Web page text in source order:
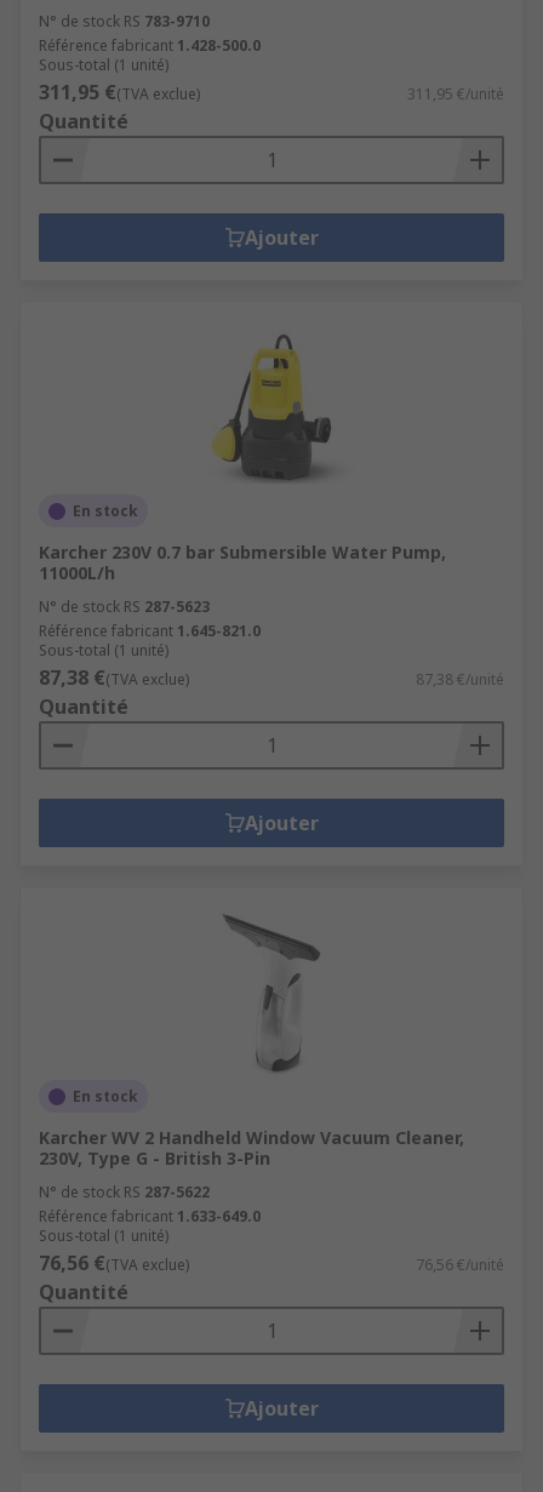
N° de stock RS 783-9710
Référence fabricant 1.428-500.0
Sous-total (1 unité)
311,95 €(TVA exclue) 311,95 €/unité
Quantité
Ajouter
En stock
Karcher 230V 0.7 bar Submersible Water Pump,
11000L/h
N° de stock RS 287-5623
Référence fabricant 1.645-821.0
Sous-total (1 unité)
87,38 €(TVA exclue) 87,38 €/unité
Quantité
Ajouter
En stock
Karcher WV 2 Handheld Window Vacuum Cleaner,
230V, Type G - British 3-Pin
N° de stock RS 287-5622
Référence fabricant 1.633-649.0
Sous-total (1 unité)
76,56 €(TVA exclue) 76,56 €/unité
Quantité
Ajouter